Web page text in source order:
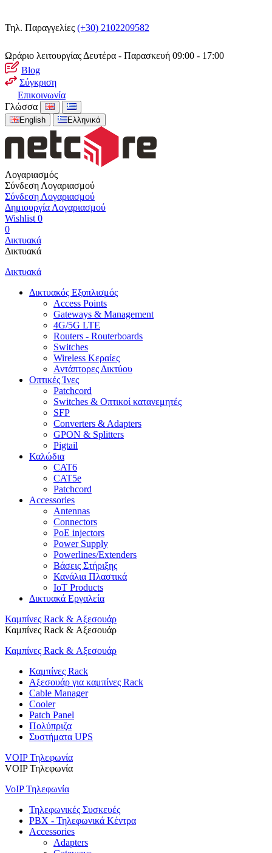
Τηλ. Παραγγελίες (+30) 2102209582
Ωράριο λειτουργίας Δευτέρα - Παρασκευή 09:00 - 17:00
Blog
Σύγκριση
Επικοινωνία
Γλώσσα
English Ελληνικά
Λογαριασμός
Σύνδεση Λογαριασμού
Σύνδεση Λογαριασμού
Δημιουργία Λογαριασμού
Wishlist 0
0
Δικτυακά
Δικτυακά
Δικτυακά
Δικτυακός Εξοπλισμός
Access Points
Gateways & Management
4G/5G LTE
Routers - Routerboards
Switches
Wireless Κεραίες
Αντάπτορες Δικτύου
Οπτικές Ίνες
Patchcord
Switches & Οπτικοί κατανεμητές
SFP
Converters & Adapters
GPON & Splitters
Pigtail
Καλώδια
CAT6
CAT5e
Patchcord
Accessories
Antennas
Connectors
PoE injectors
Power Supply
Powerlines/Extenders
Βάσεις Στήριξης
Κανάλια Πλαστικά
IoT Products
Δικτυακά Εργαλεία
Καμπίνες Rack & Αξεσουάρ
Καμπίνες Rack & Αξεσουάρ
Καμπίνες Rack & Αξεσουάρ
Καμπίνες Rack
Αξεσουάρ για καμπίνες Rack
Cable Manager
Cooler
Patch Panel
Πολύπριζα
Συστήματα UPS
VOIP Τηλεφωνία
VOIP Τηλεφωνία
VoIP Τηλεφωνία
Τηλεφωνικές Συσκευές
PBX - Τηλεφωνικά Κέντρα
Accessories
Adapters